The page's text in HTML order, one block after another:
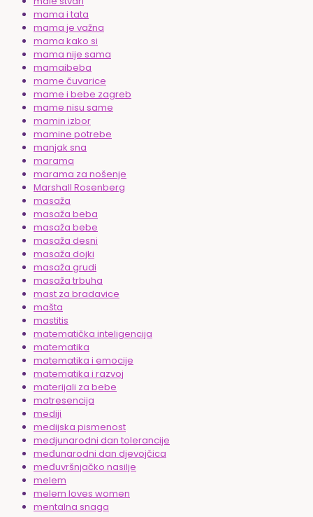
mama i tata
mama je važna
mama kako si
mama nije sama
mamaibeba
mame čuvarice
mame i bebe zagreb
mame nisu same
mamin izbor
mamine potrebe
manjak sna
marama
marama za nošenje
Marshall Rosenberg
masaža
masaža beba
masaža bebe
masaža desni
masaža dojki
masaža grudi
masaža trbuha
mast za bradavice
mašta
mastitis
matematička inteligencija
matematika
matematika i emocije
matematika i razvoj
materijali za bebe
matresencija
mediji
medijska pismenost
medjunarodni dan tolerancije
međunarodni dan djevojčica
međuvršnjačko nasilje
melem
melem loves women
mentalna snaga